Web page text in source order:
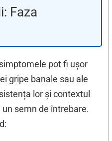
Faza
pot fi ușor
gripe banale sau ale
lor și contextul
semn de întrebare.